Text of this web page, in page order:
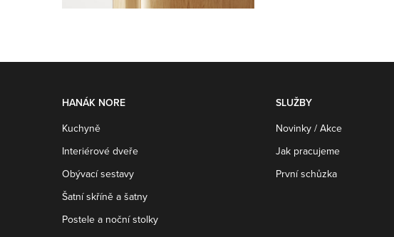
HANÁK NORE
Kuchyně
Interiérové dveře
Obývací sestavy
Šatní skříně a šatny
Postele a noční stolky
SLUŽBY
Novinky / Akce
Jak pracujeme
První schůzka